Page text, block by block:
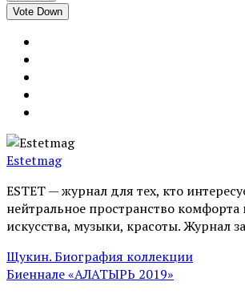
Vote Down
Estetmag
ESTET — журнал для тех, кто
нейтральное пространство
искусства, музыки, красоты. Журнал
Щукин. Биография коллекции
Биеннале «АЛАТЫРЬ 2019»